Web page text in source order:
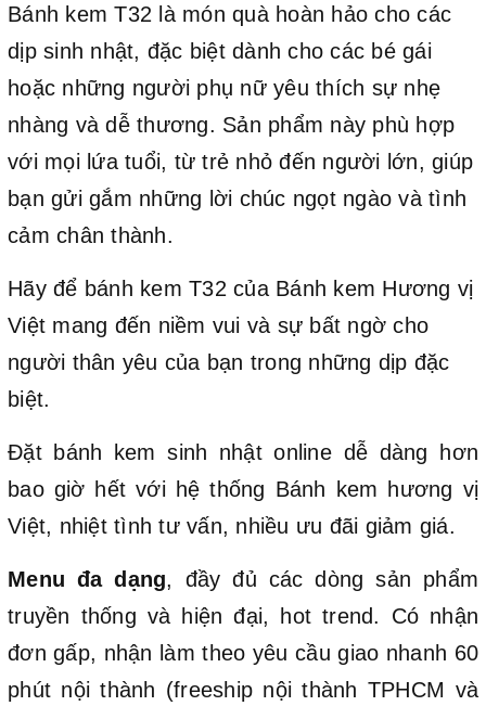
Bánh kem T32 là món quà hoàn hảo cho các
dịp sinh nhật, đặc biệt dành cho các bé gái
hoặc những người phụ nữ yêu thích sự nhẹ
nhàng và dễ thương. Sản phẩm này phù hợp
với mọi lứa tuổi, từ trẻ nhỏ đến người lớn, giúp
bạn gửi gắm những lời chúc ngọt ngào và tình
cảm chân thành.
Hãy để bánh kem T32 của Bánh kem Hương vị
Việt mang đến niềm vui và sự bất ngờ cho
người thân yêu của bạn trong những dịp đặc
biệt.
Đặt bánh kem sinh nhật online dễ dàng hơn
bao giờ hết với hệ thống Bánh kem hương vị
Việt, nhiệt tình tư vấn, nhiều ưu đãi giảm giá.
Menu đa dạng, đầy đủ các dòng sản phẩm
truyền thống và hiện đại, hot trend. Có nhận
đơn gấp, nhận làm theo yêu cầu giao nhanh 60
phút nội thành (freeship nội thành TPHCM và